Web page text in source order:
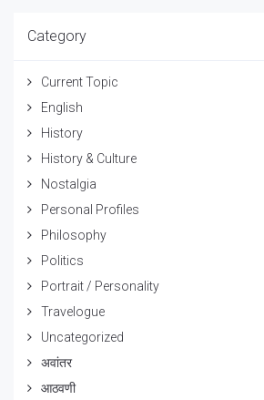
Category
Current Topic
English
History
History & Culture
Nostalgia
Personal Profiles
Philosophy
Politics
Portrait / Personality
Travelogue
Uncategorized
अवांतर
आठवणी